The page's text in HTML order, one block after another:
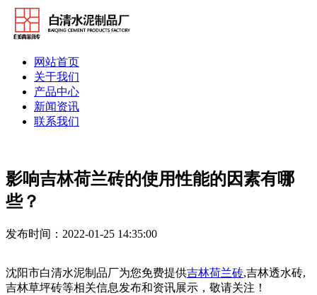
网站首页
关于我们
产品中心
新闻资讯
联系我们
影响吉林荷兰砖的使用性能的因素有哪
些？
发布时间：2022-01-25 14:35:00
沈阳市白清水泥制品厂为您免费提供吉林荷兰砖,吉林透水砖,
吉林草坪砖等相关信息发布和资讯展示，敬请关注！